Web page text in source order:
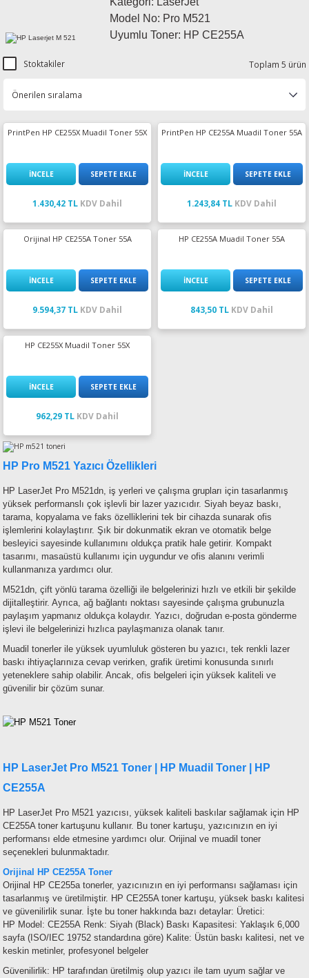
Model No: Pro M521
Uyumlu Toner: HP CE255A
Stoktakiler Toplam 5 ürün
PrintPen HP CE255X Muadil Toner 55X
İNCELE SEPETE EKLE
1.430,42 TL KDV Dahil
PrintPen HP CE255A Muadil Toner 55A
İNCELE SEPETE EKLE
1.243,84 TL KDV Dahil
Orijinal HP CE255A Toner 55A
İNCELE SEPETE EKLE
9.594,37 TL KDV Dahil
HP CE255A Muadil Toner 55A
İNCELE SEPETE EKLE
843,50 TL KDV Dahil
HP CE255X Muadil Toner 55X
İNCELE SEPETE EKLE
962,29 TL KDV Dahil
HP Pro M521 Yazıcı Özellikleri
HP LaserJet Pro M521dn, iş yerleri ve çalışma grupları için tasarlanmış
yüksek performanslı çok işlevli bir lazer yazıcıdır. Siyah beyaz baskı,
tarama, kopyalama ve faks özelliklerini tek bir cihazda sunarak ofis
işlemlerini kolaylaştırır. Şık bir dokunmatik ekran ve otomatik belge
besleyici sayesinde kullanımını oldukça pratik hale getirir. Kompakt
tasarımı, masaüstü kullanımı için uygundur ve ofis alanını verimli
kullanmanıza yardımcı olur.
M521dn, çift yönlü tarama özelliği ile belgelerinizi hızlı ve etkili bir şekilde
dijitalleştirir. Ayrıca, ağ bağlantı noktası sayesinde çalışma grubunuzla
paylaşım yapmanız oldukça kolaydır. Yazıcı, doğrudan e-posta gönderme
işlevi ile belgelerinizi hızlıca paylaşmanıza olanak tanır.
Muadil tonerler ile yüksek uyumluluk gösteren bu yazıcı, tek renkli lazer
baskı ihtiyaçlarınıza cevap verirken, grafik üretimi konusunda sınırlı
yeteneklere sahip olabilir. Ancak, ofis belgeleri için yüksek kaliteli ve
güvenilir bir çözüm sunar.
HP LaserJet Pro M521 Toner | HP Muadil Toner | HP
CE255A
HP LaserJet Pro M521 yazıcısı, yüksek kaliteli baskılar sağlamak için HP
CE255A toner kartuşunu kullanır. Bu toner kartuşu, yazıcınızın en iyi
performansı elde etmesine yardımcı olur. Orijinal ve muadil toner
seçenekleri bulunmaktadır.
Orijinal HP CE255A Toner
Orijinal HP CE255a tonerler, yazıcınızın en iyi performansı sağlaması için
tasarlanmış ve üretilmiştir. HP CE255A toner kartuşu, yüksek baskı kalitesi
ve güvenilirlik sunar. İşte bu toner hakkında bazı detaylar: Üretici:
HP Model: CE255A Renk: Siyah (Black) Baskı Kapasitesi: Yaklaşık 6,000
sayfa (ISO/IEC 19752 standardına göre) Kalite: Üstün baskı kalitesi, net ve
keskin metinler, profesyonel belgeler
Güvenilirlik: HP tarafından üretilmiş olup yazıcı ile tam uyum sağlar ve